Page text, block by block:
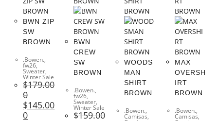
BWN ZIP
SW
BROWN
.Bowen.,
fw26,
Sweater,
Winter Sale
$179.00
0
$145.00
0
BWN
CREW
SW
BROWN
.Bowen.,
fw26,
Sweater,
Winter Sale
$159.00
WOODS
MAN
SHIRT
BROWN
.Bowen.,
Camisas,
MAX
OVERSH
IRT
BROWN
.Bowen.,
Camisas,